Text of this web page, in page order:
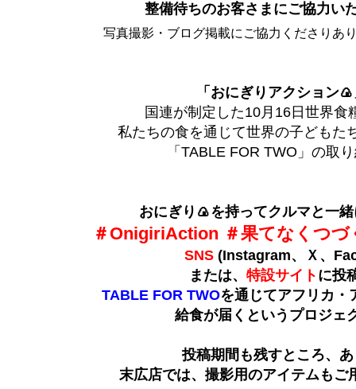
整備待ちのお客さまにご協力い
写真撮影・ブログ掲載にご協力くださりあ
「おにぎりアクション
国連が制定した10月16日世界食
私たちの食を通じて世界の子どもた
「TABLE FOR TWO」の取
おにぎり🍙を持ってクルマと一
＃OnigiriAction ＃果てなくつ
SNS(Instagram、Ｘ、
または、 特設サイト に投
TABLE FOR TWOを通じてアフリカ・
給食が届くというプロジェ
投稿期間も残すところ、
末広店では、撮影用のアイテムもご